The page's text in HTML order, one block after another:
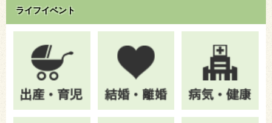
ライフイベント